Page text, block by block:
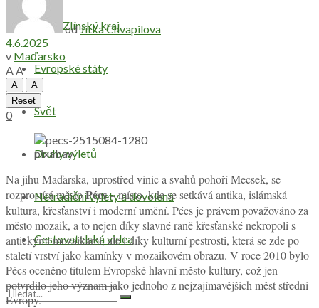
Zlínský kraj
Evropské státy
Svět
Druhy výletů
Netradiční výlety a dovolená
Cestovatelská videa
odJitka Chvapilova
4.6.2025
v Maďarsko
AA
A
A
Reset
0
pixabay
Na jihu Maďarska, uprostřed vinic a svahů pohoří Mecsek, se
rozprostírá městoPécs– místo, kde se setkává antika, islámská
kultura, křesťanství i moderní umění. Pécs je právem považováno za
město mozaik, a to nejen díky slavné raně křesťanské nekropoli s
antickými mozaikami, ale i díky kulturní pestrosti, která se zde po
staletí vrství jako kamínky v mozaikovém obrazu. V roce 2010 bylo
Pécs oceněno titulem Evropské hlavní město kultury, což jen
potvrdilo jeho význam jako jednoho z nejzajímavějších měst střední
Evropy.